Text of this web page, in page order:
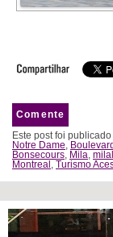
Comente
Este post foi
Notre Dame,
Bonsecours, Mila,
Montreal , Turismo